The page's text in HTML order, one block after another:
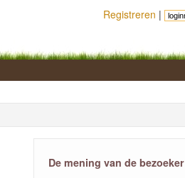
De mening van de bezoeker
Registreren |